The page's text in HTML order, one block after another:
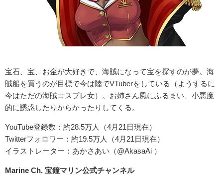
宝石、宝、お金が大好きで、海賊になって宝を探すのが夢。海
賊船を買うのが目標で今は陸でVTuberをしている（ようするに
今はただの海賊コスプレ女）。お姉さん風にふるまい、小悪魔
的に誘惑したりからかったりしてくる。
YouTube登録数：約28.5万人（4月21日現在）
Twitterフォロワー：約19.5万人（4月21日現在）
イラストレーター：あかさあい（@AkasaAi ）
Marine Ch. 宝鐘マリン公式チャンネル